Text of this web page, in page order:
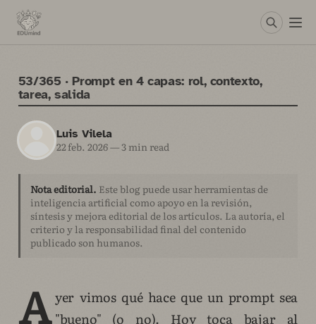
53/365 · Prompt en 4 capas: rol, contexto,
tarea, salida
Luis Vilela
22 feb. 2026—3 min read
Nota editorial. Este blog puede usar herramientas de
inteligencia artificial como apoyo en la revisión,
síntesis y mejora editorial de los artículos. La autoría, el
criterio y la responsabilidad final del contenido
publicado son humanos.
A yer vimos qué hace que un prompt sea
"bueno" (o no). Hoy toca bajar al